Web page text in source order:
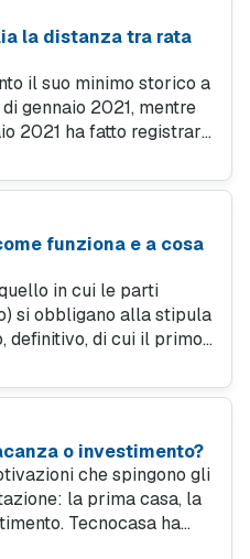
la distanza tra rata
il suo minimo storico a
gennaio 2021, mentre
2021 ha fatto registrare
ai minimi.
funziona e a cosa
in cui le parti
si obbligano alla stipula
definitivo, di cui il primo
o investimento?
che spingono gli
la prima casa, la
Tecnocasa ha